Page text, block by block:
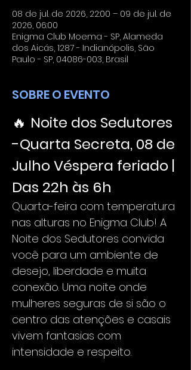
08 de jul. de 2026, 22:00 – 09 de jul. de
2026, 06:00
Enigma Club Moema - SP, Alameda
dos Aicás, 1287 - Indianópolis, São
Paulo - SP, 04086-003, Brasil
SOBRE O EVENTO
🔥 Noite dos Sedutores
-Quarta Secreta, 08 de
Julho Véspera feriado |
Das 22h às 6h
Quarta-feira com temperatura
nas alturas no Enigma Club! A
Noite dos Sedutores convida
você para um ambiente de
desejo, liberdade e muita
conexão. Uma noite onde
mulheres seguras de si são o
centro das atenções e casais
vivem fantasias com
intensidade e respeito.